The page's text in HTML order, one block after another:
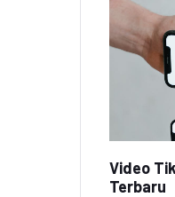
Video
Terbaru